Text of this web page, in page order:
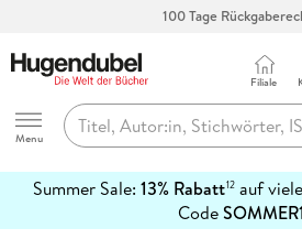
100 Tage
Hugendubel
Menu
Filiale
Summer Sale: 13% Rabatt12auf
Code
erfahren